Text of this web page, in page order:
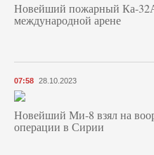
Новейший пожарный Ка-
международной арене
07:58 28.10.2023
Новейший Ми-8 взял на
операции в Сирии